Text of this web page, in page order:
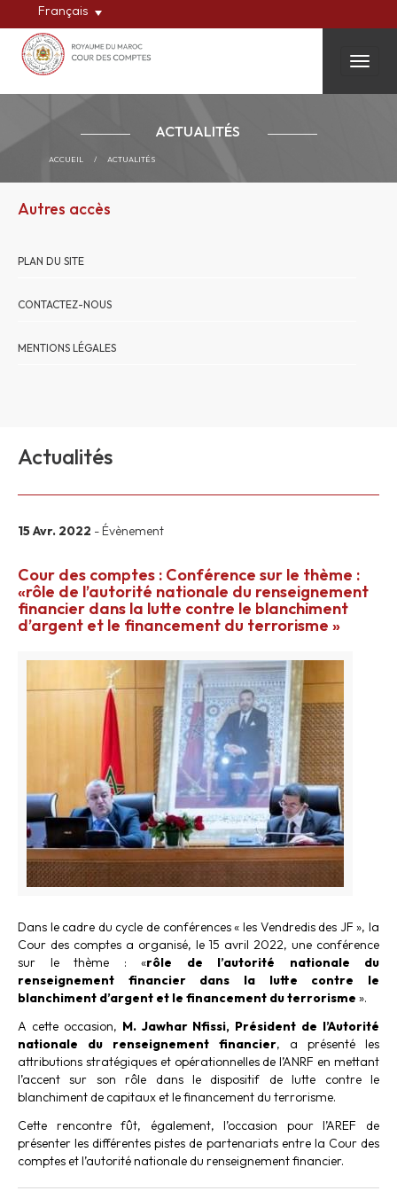
Français
ACTUALITÉS
ACCUEIL / ACTUALITÉS
Autres accès
PLAN DU SITE
CONTACTEZ-NOUS
MENTIONS LÉGALES
Actualités
15 Avr. 2022 - Évènement
Cour des comptes : Conférence sur le thème :
«rôle de l’autorité nationale du renseignement
financier dans la lutte contre le blanchiment
d’argent et le financement du terrorisme »
Dans le cadre du cycle de conférences « les Vendredis des JF », la
Cour des comptes a organisé, le 15 avril 2022, une conférence
sur le thème : «rôle de l’autorité nationale du
renseignement financier dans la lutte contre le
blanchiment d’argent et le financement du terrorisme ».
A cette occasion, M. Jawhar Nfissi, Président de l’Autorité
nationale du renseignement financier, a présenté les
attributions stratégiques et opérationnelles de l’ANRF en mettant
l’accent sur son rôle dans le dispositif de lutte contre le
blanchiment de capitaux et le financement du terrorisme.
Cette rencontre fût, également, l’occasion pour l’AREF de
présenter les différentes pistes de partenariats entre la Cour des
comptes et l’autorité nationale du renseignement financier.